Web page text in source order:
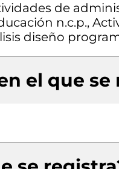
de
n.c.p.,
diseño
el que se